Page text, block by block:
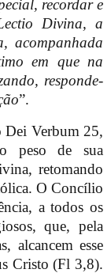
recordar e
Divina, a
acompanhada
em que na
responde-
”.
Dei Verbum 25,
peso de sua
retomando
O Concílio
a todos os
que, pela
alcancem esse
Cristo (Fl 3,8).